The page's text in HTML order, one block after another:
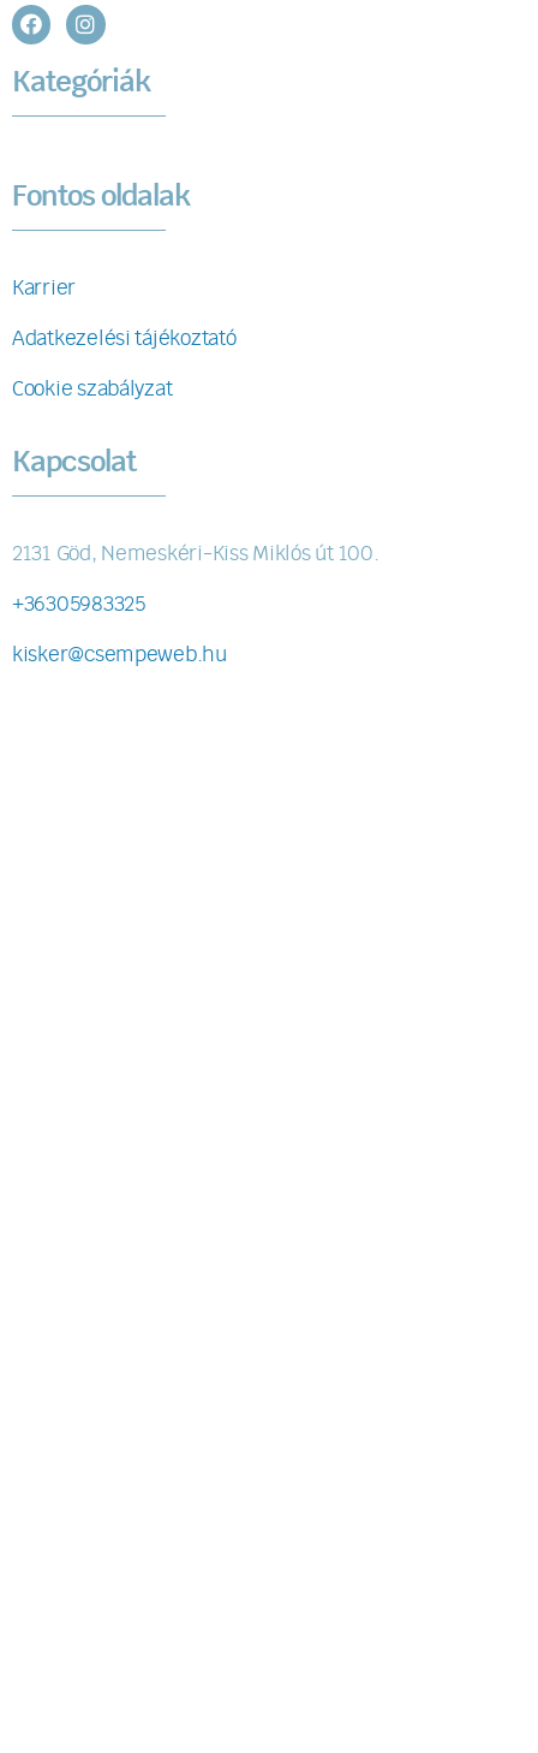
Kategóriák
Fontos oldalak
Karrier
Adatkezelési tájékoztató
Cookie szabályzat
Kapcsolat
2131 Göd, Nemeskéri-Kiss Miklós út 100.
+36305983325
kisker@csempeweb.hu